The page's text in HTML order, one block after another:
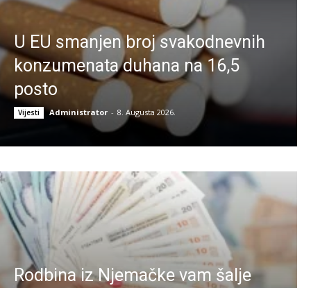
U EU smanjen broj svakodnevnih
konzumenata duhana na 16,5
posto
Vijesti Administrator - 8. Augusta 2026.
Rodbina iz Njemačke vam šalje